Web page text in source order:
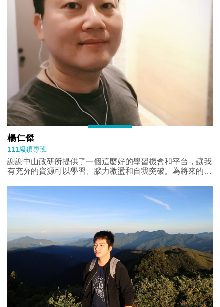
楊仁傑
111級碩專班
謝謝中山政研所提供了一個這麼好的學習機會和平台，讓我
有充分的資源可以學習、腦力激盪和自我突破。為將來的可
觀看。)